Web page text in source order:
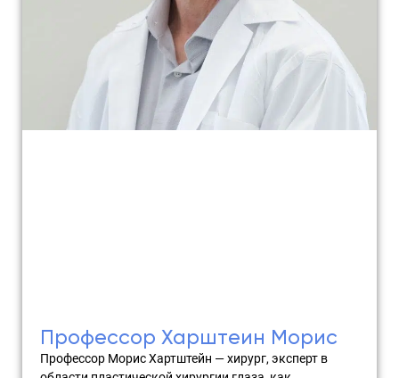
Профессор Харштеин Морис
Профессор Морис Хартштейн — хирург, эксперт в